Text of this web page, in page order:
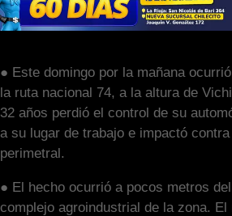
● Este domingo por la mañana
la ruta nacional 74, a la altura de
32 años perdió el control de su
a su lugar de trabajo e impactó
perimetral.
● El hecho ocurrió a pocos metros
complejo agroindustrial de la zona. El